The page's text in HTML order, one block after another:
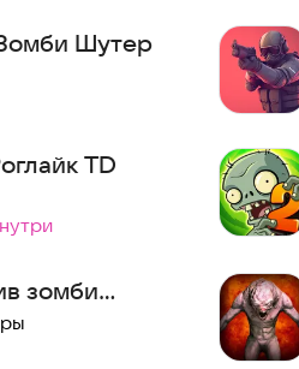
Шутер
TD
зомби